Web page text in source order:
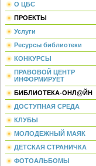
О ЦБС
ПРОЕКТЫ
Услуги
Ресурсы библиотеки
КОНКУРСЫ
ПРАВОВОЙ ЦЕНТР
ИНФОРМИРУЕТ
БИБЛИОТЕКА-ОНЛ@ЙН
ДОСТУПНАЯ СРЕДА
КЛУБЫ
МОЛОДЕЖНЫЙ МАЯК
ДЕТСКАЯ СТРАНИЧКА
ФОТОАЛЬБОМЫ